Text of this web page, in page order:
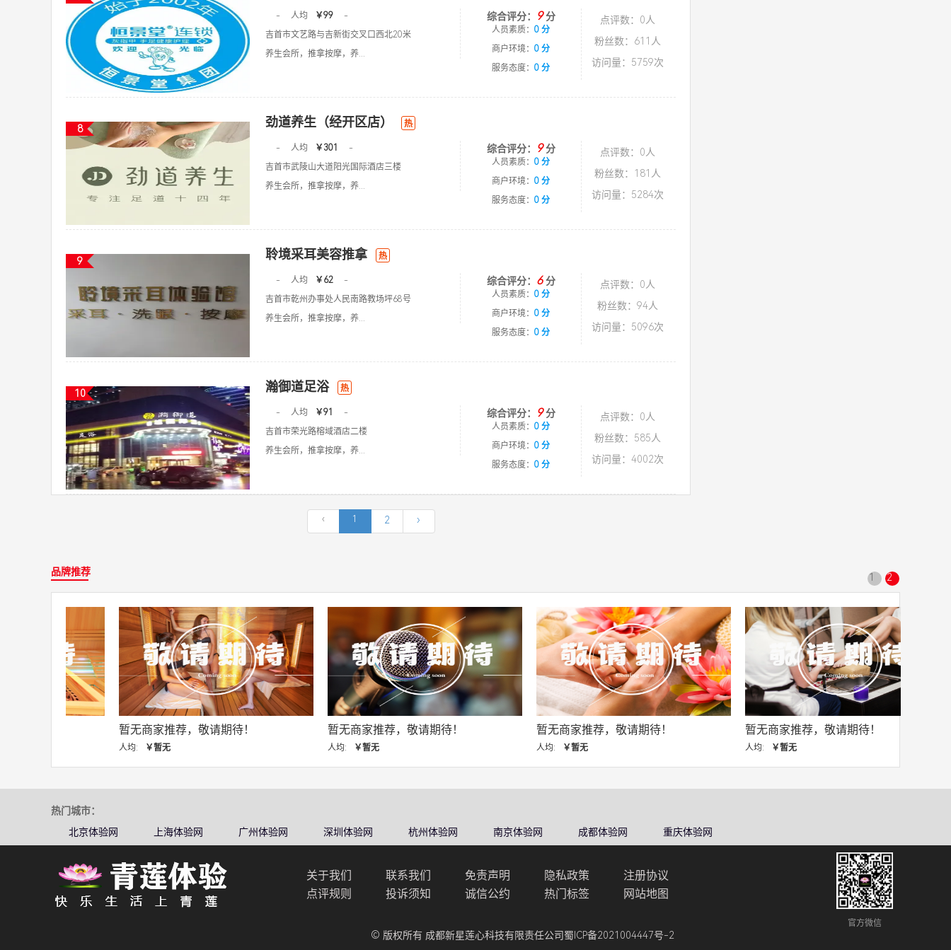
- 人均 ￥99
-
吉首市文艺路与吉新街交叉口西北20米
养生会所，推拿按摩，养...
综合评分： 9分
人员素质： 0 分
商户环境： 0 分
服务态度： 0 分
点评数：0人
粉丝数：611人
访问量：5759次
8 劲道养生（经开区店） 热
- 人均 ￥301
-
吉首市武陵山大道阳光国际酒店三楼
养生会所，推拿按摩，养...
综合评分： 9分
人员素质： 0 分
商户环境： 0 分
服务态度： 0 分
点评数：0人
粉丝数：181人
访问量：5284次
9 聆境采耳美容推拿 热
- 人均 ￥62
-
吉首市乾州办事处人民南路教场坪68号
养生会所，推拿按摩，养...
综合评分： 6分
人员素质： 0 分
商户环境： 0 分
服务态度： 0 分
点评数：0人
粉丝数：94人
访问量：5096次
10 瀚御道足浴 热
- 人均 ￥91
-
吉首市荣光路榕域酒店二楼
养生会所，推拿按摩，养...
综合评分： 9分
人员素质： 0 分
商户环境： 0 分
服务态度： 0 分
点评数：0人
粉丝数：585人
访问量：4002次
‹ 1 2 ›
品牌推荐 1 2
暂无商家推荐，敬请期待！ 暂无商家推荐，敬请期待！ 暂无商家推荐，敬请期待！ 暂无商家推荐，敬请期待！
热门城市：
北京体验网
上海体验网 广州体验网 深圳体验网 杭州体验网 南京体验网 成都体验网 重庆体验网
关于我们 联系我们 免责声明 隐私政策
注册协议
点评规则
投诉须知 诚信公约 热门标签 网站地图
© 版权所有 成都新星莲心科技有限责任公司蜀ICP备2021004447号-2
官方微信